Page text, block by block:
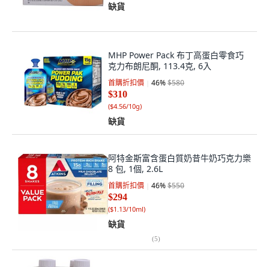
缺貨
MHP Power Pack 布丁高蛋白零食巧
克力布朗尼酮, 113.4克, 6入
首購折扣價 46%$580
$310
($4.56/10g)
缺貨
阿特金斯富含蛋白質奶昔牛奶巧克力樂
8 包, 1個, 2.6L
首購折扣價 46%$550
$294
($1.13/10ml)
缺貨
(5)